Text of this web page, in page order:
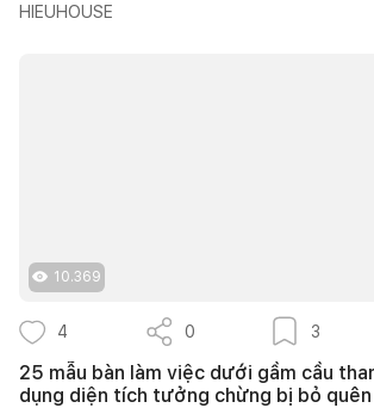
HIEUHOUSE
10.369
4 0 3
25 mẫu bàn làm việc dưới gầm cầu
dụng diện tích tưởng chừng bị bỏ quên